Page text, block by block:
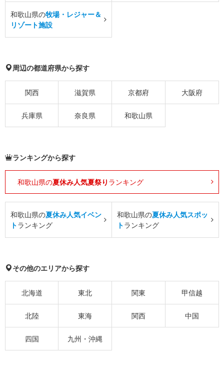
和歌山県の牧場・レジャー＆
リゾート施設
周辺の都道府県から探す
関西 滋賀県 京都府 大阪府
兵庫県 奈良県 和歌山県
ランキングから探す
和歌山県の夏休み人気夏祭り ランキング
和歌山県の夏休み人気イベン
トランキング
和歌山県の夏休み人気スポッ
トランキング
その他のエリアから探す
北海道 東北 関東 甲信越
北陸 東海 関西 中国
四国 九州・沖縄